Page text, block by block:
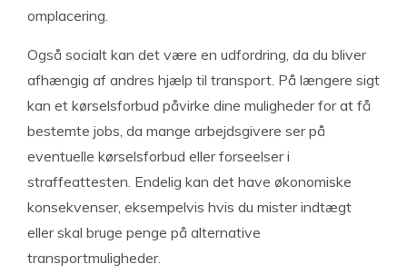
omplacering.
Også socialt kan det være en udfordring, da du bliver
afhængig af andres hjælp til transport. På længere sigt
kan et kørselsforbud påvirke dine muligheder for at få
bestemte jobs, da mange arbejdsgivere ser på
eventuelle kørselsforbud eller forseelser i
straffeattesten. Endelig kan det have økonomiske
konsekvenser, eksempelvis hvis du mister indtægt
eller skal bruge penge på alternative
transportmuligheder.